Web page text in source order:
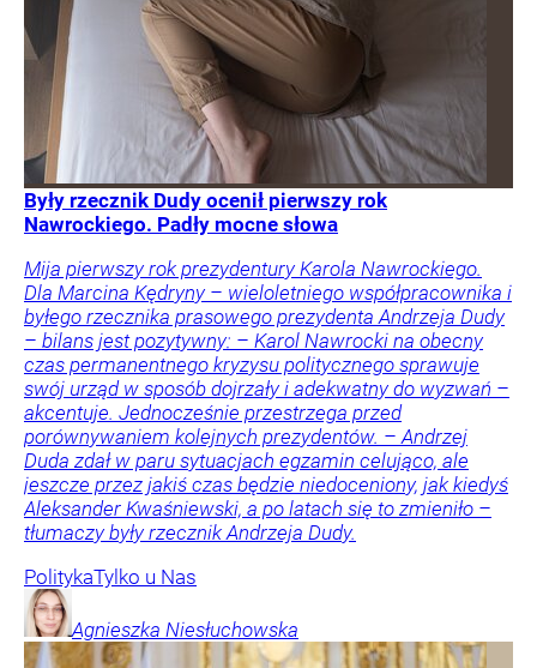
Były rzecznik Dudy ocenił pierwszy rok
Nawrockiego. Padły mocne słowa
Mija pierwszy rok prezydentury Karola Nawrockiego.
Dla Marcina Kędryny – wieloletniego współpracownika i
byłego rzecznika prasowego prezydenta Andrzeja Dudy
– bilans jest pozytywny: – Karol Nawrocki na obecny
czas permanentnego kryzysu politycznego sprawuje
swój urząd w sposób dojrzały i adekwatny do wyzwań –
akcentuje. Jednocześnie przestrzega przed
porównywaniem kolejnych prezydentów. – Andrzej
Duda zdał w paru sytuacjach egzamin celująco, ale
jeszcze przez jakiś czas będzie niedoceniony, jak kiedyś
Aleksander Kwaśniewski, a po latach się to zmieniło –
tłumaczy były rzecznik Andrzeja Dudy.
PolitykaTylko u Nas
Agnieszka Niesłuchowska